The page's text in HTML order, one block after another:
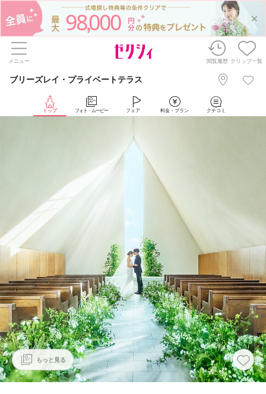
98,000
メニュー 閲覧履歴 クリップ一覧
ブリーズレイ・プライベートテラス
トップ フォト・ムービー フェア 料金・プラン クチコミ
もっと見る